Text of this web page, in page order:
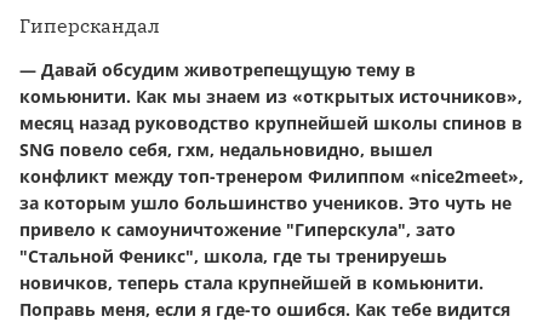
Гиперскандал
— Давай обсудим животрепещущую тему в
комьюнити. Как мы знаем из «открытых источников»,
месяц назад руководство крупнейшей школы спинов в
SNG повело себя, гхм, недальновидно, вышел
конфликт между топ-тренером Филиппом «nice2meet»,
за которым ушло большинство учеников. Это чуть не
привело к самоуничтожение "Гиперскула", зато
"Стальной Феникс", школа, где ты тренируешь
новичков, теперь стала крупнейшей в комьюнити.
Поправь меня, если я где-то ошибся. Как тебе видится